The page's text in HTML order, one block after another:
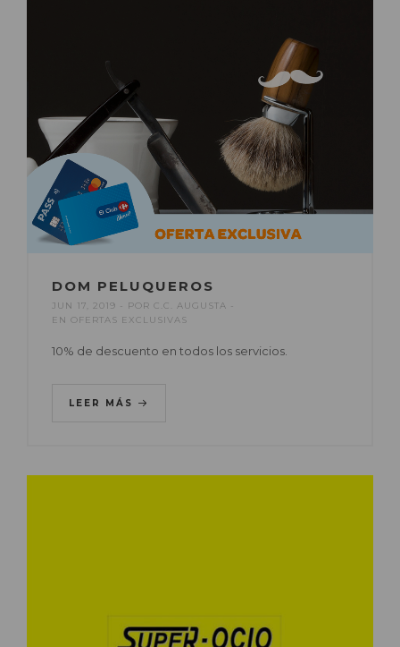
DOM PELUQUEROS
JUN 17, 2019 POR C.C. AUGUSTA
EN OFERTAS EXCLUSIVAS
10% de descuento en todos los servicios.
LEER MÁS